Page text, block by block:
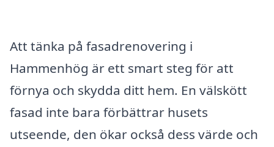
Att tänka på fasadrenovering i
Hammenhög är ett smart steg för att
förnya och skydda ditt hem. En välskött
fasad inte bara förbättrar husets
utseende, den ökar också dess värde och